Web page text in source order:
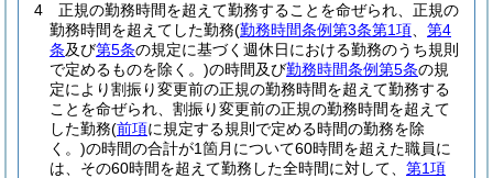
4
正規の勤務時間を超えて勤務することを命ぜられ、正規の
勤務時間を超えてした勤務(勤務時間条例第3条第1項
第4
条及び第5条の規定に基づく週休日における勤務のうち規則
で定めるものを除く。)の時間及び勤務時間条例第5条の規
定により割振り変更前の正規の勤務時間を超えて勤務する
ことを命ぜられ、割振り変更前の正規の勤務時間を超えて
した勤務(前項に規定する規則で定める時間の勤務を除
く。)の時間の合計が1箇月について60時間を超えた職員に
は、その60時間を超えて勤務した全時間に対して、 第1項